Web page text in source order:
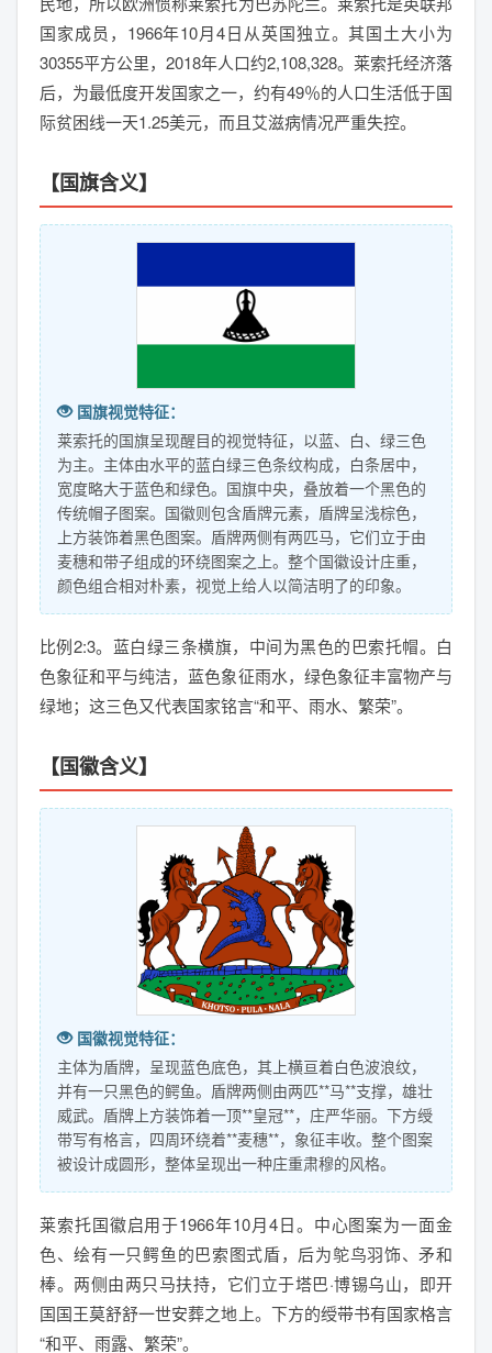
国家成员，1966年10月4日从英国独立。其国土大小为
30355平方公里，2018年人口约2,108,328。莱索托经济落
后，为最低度开发国家之一，约有49％的人口生活低于国
际贫困线一天1.25美元，而且艾滋病情况严重失控。
【国旗含义】
国旗视觉特征：
莱索托的国旗呈现醒目的视觉特征，以蓝、白、绿三色
为主。主体由水平的蓝白绿三色条纹构成，白条居中，
宽度略大于蓝色和绿色。国旗中央，叠放着一个黑色的
传统帽子图案。国徽则包含盾牌元素，盾牌呈浅棕色，
上方装饰着黑色图案。盾牌两侧有两匹马，它们立于由
麦穗和带子组成的环绕图案之上。整个国徽设计庄重，
颜色组合相对朴素，视觉上给人以简洁明了的印象。
比例2:3。蓝白绿三条横旗，中间为黑色的巴索托帽。白
色象征和平与纯洁，蓝色象征雨水，绿色象征丰富物产与
绿地；这三色又代表国家铭言“和平、雨水、繁荣”。
【国徽含义】
国徽视觉特征：
主体为盾牌，呈现蓝色底色，其上横亘着白色波浪纹，
并有一只黑色的鳄鱼。盾牌两侧由两匹**马**支撑，雄壮
威武。盾牌上方装饰着一顶**皇冠**，庄严华丽。下方绶
带写有格言，四周环绕着**麦穗**，象征丰收。整个图案
被设计成圆形，整体呈现出一种庄重肃穆的风格。
莱索托国徽启用于1966年10月4日。中心图案为一面金
色、绘有一只鳄鱼的巴索图式盾，后为鸵鸟羽饰、矛和
棒。两侧由两只马扶持，它们立于塔巴·博锡乌山，即开
国国王莫舒舒一世安葬之地上。下方的绶带书有国家格言
“和平、雨露、繁荣”。